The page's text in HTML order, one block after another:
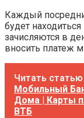
Каждый
будет
зачисляются в
вносить платеж
Читать статью
Мобильный
Дома | Карты
ВТБ